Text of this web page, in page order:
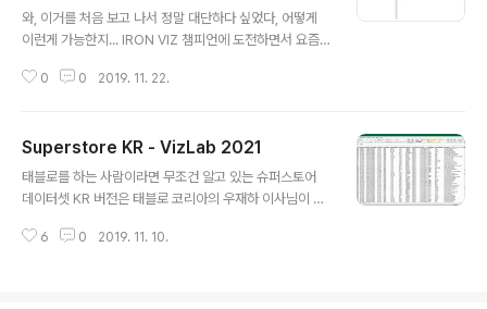
와, 이거를 처음 보고 나서 정말 대단하다 싶었다, 어떻게
이런게 가능한지... IRON VIZ 챔피언에 도전하면서 요즘
Z 무대에서 사용하면서 보고 있던 모든 사람들을 놀라게
0 0 2019. 11. 22.
Superstore KR - VizLab 2021
태블로를 하는 사람이라면 무조건 알고 있는 슈퍼스토어
데이터셋 KR 버전은 태블로 코리아의 우재하 이사님이 최
우 이사님이 배포한 버전에서 연도 부분을 최신화하고, 지
6 0 2019. 11. 10.